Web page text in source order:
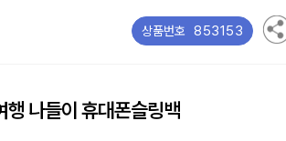
상품번호 853153
행 나들이 휴대폰슬링백